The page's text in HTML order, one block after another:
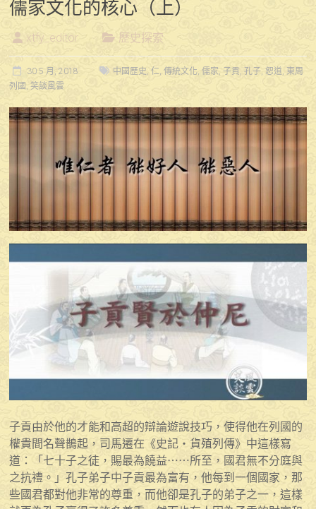
儒家文化的核心（上）
xtfy_editor 歷史探索
30 5 月, 2018 中國歷史,仁,傳統文化,儒家,子貢,孔子,恕道, 東周
列國 ,笑談風雲
子貢由於他的才能和高超的辯論遊說技巧，使得他在列國的
權貴間名聲鵲起，司馬遷在《史記・貨殖列傳》中這樣寫
道：「七十子之徒，賜最為饒益⋯⋯所至，國君無不分庭與
之抗禮。」孔子弟子中子貢最為富有，他每到一個國家，那
些國君都對他非常的尊重，而他卻是孔子的弟子之一，這樣